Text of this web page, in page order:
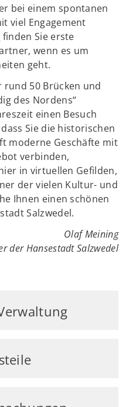
bei einem spontanen
viel Engagement
finden Sie erste
wenn es um
geht.
rund 50 Brücken und
des Nordens“
einen Besuch
Sie die historischen
moderne Geschäfte mit
verbinden,
in virtuellen Gefilden,
der vielen Kultur- und
Ihnen einen schönen
Salzwedel.
Olaf Meining
der Hansestadt Salzwedel